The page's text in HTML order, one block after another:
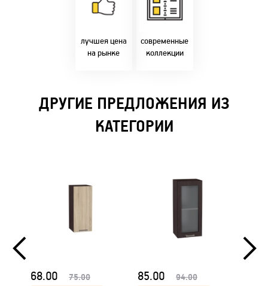
лучшея цена
на рынке
фабрики!
Предлагаем только
современные
коллекции
самыми
современным
стилями и
решениями!
ДРУГИЕ ПРЕДЛОЖЕНИЯ ИЗ
КАТЕГОРИИ
68.00 75.00 85.00 94.00